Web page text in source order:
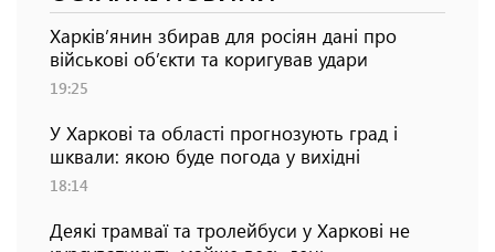
Харків’янин збирав для росіян дані про
військові об’єкти та коригував удари
19:25
У Харкові та області прогнозують град і
шквали: якою буде погода у вихідні
18:14
Деякі трамваї та тролейбуси у Харкові не